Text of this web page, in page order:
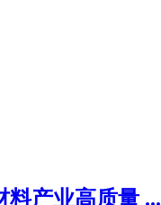
料产业高质量 ...